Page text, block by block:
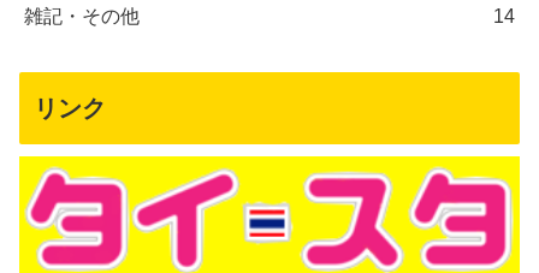
雑記・その他 14
リンク